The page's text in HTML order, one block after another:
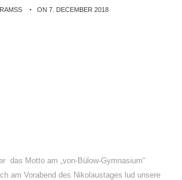
ON 7. DECEMBER 2018
das Motto am „von-Bülow-Gymnasium“
am Vorabend des Nikolaustages lud unsere